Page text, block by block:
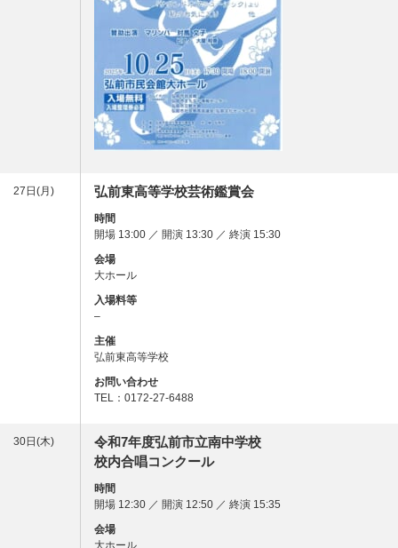
27日(月) 弘前東高等学校芸術鑑賞会
時間
開場 13:00 ／ 開演 13:30 ／ 終演 15:30
会場
大ホール
入場料等
–
主催
弘前東高等学校
お問い合わせ
TEL：0172-27-6488
30日(木)
令和7年度弘前市立南中学校
校内合唱コンクール
時間
開場 12:30 ／ 開演 12:50 ／ 終演 15:35
会場
大ホール